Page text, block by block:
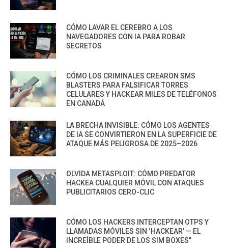
CÓMO LAVAR EL CEREBRO A LOS
NAVEGADORES CON IA PARA ROBAR
SECRETOS
CÓMO LOS CRIMINALES CREARON SMS
BLASTERS PARA FALSIFICAR TORRES
CELULARES Y HACKEAR MILES DE TELÉFONOS
EN CANADÁ
LA BRECHA INVISIBLE: CÓMO LOS AGENTES
DE IA SE CONVIRTIERON EN LA SUPERFICIE DE
ATAQUE MÁS PELIGROSA DE 2025–2026
OLVIDA METASPLOIT: CÓMO PREDATOR
HACKEA CUALQUIER MÓVIL CON ATAQUES
PUBLICITARIOS CERO-CLIC
CÓMO LOS HACKERS INTERCEPTAN OTPS Y
LLAMADAS MÓVILES SIN ‘HACKEAR’ — EL
INCREÍBLE PODER DE LOS SIM BOXES”